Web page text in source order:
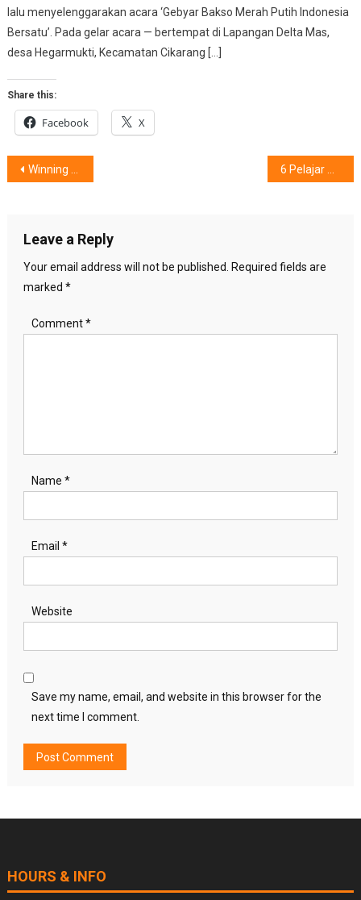
lalu menyelenggarakan acara ‘Gebyar Bakso Merah Putih Indonesia
Bersatu’. Pada gelar acara — bertempat di Lapangan Delta Mas,
desa Hegarmukti, Kecamatan Cikarang […]
Share this:
Facebook X
Post
Winning Meals ‘Kachimeshi : Asupan Bergizi Berujung Raih Prestasi
Leave a Reply
Your email address will not be published.
Required fields are
marked *
Comment*
Name *
Email *
Website
Save my name, email, and website in this browser for the
next time I comment.
HOURS & INFO